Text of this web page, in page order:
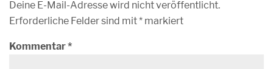
Deine E-Mail-Adresse wird nicht veröffentlicht.
Erforderliche Felder sind mit* markiert
Kommentar*